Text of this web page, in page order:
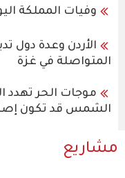
وفيات المملكة
الأردن وعدة دول
المتواصلة في غزة
موجات الحر تهدد
الشمس قد تكون
مشاريع